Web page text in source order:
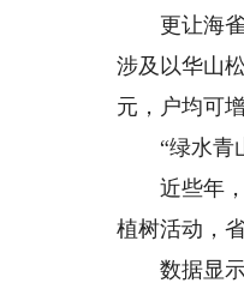
更让海雀
涉及以华山
元，户均可
“绿水青山
近些年，
植树活动，
数据显示